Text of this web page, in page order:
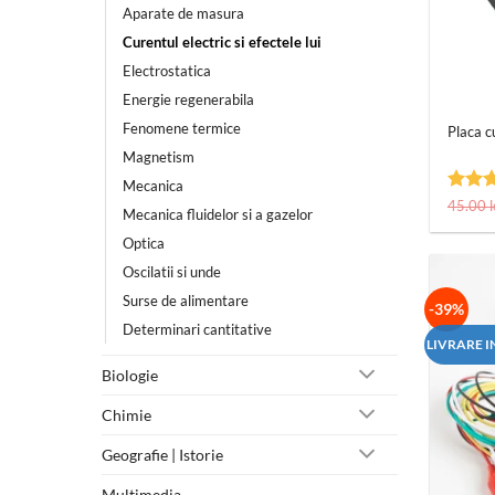
Aparate de masura
Curentul electric si efectele lui
Electrostatica
Energie regenerabila
Fenomene termice
Magnetism
Mecanica
Mecanica fluidelor si a gazelor
Optica
Oscilatii si unde
Surse de alimentare
Determinari cantitative
Biologie
Chimie
Geografie | Istorie
Placa
45.00
-39%
LIVRARE